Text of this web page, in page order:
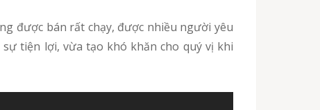
tiện lợi, vừa tạo khó khăn cho quý vị khi